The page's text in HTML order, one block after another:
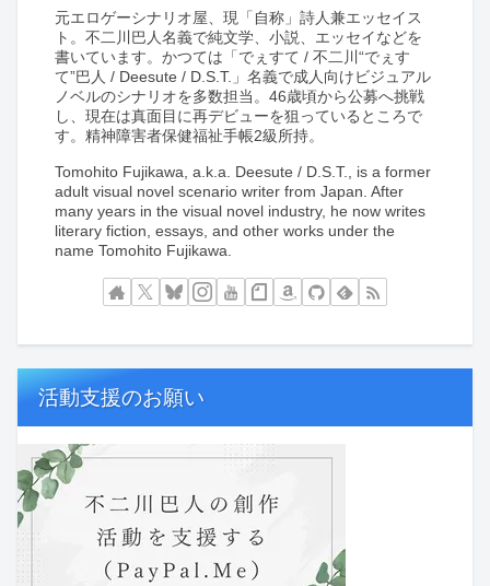
元エロゲーシナリオ屋、現「自称」詩人兼エッセイス
ト。不二川巴人名義で純文学、小説、エッセイなどを
書いています。かつては「でぇすて / 不二川“でぇす
て”巴人 / Deesute / D.S.T.」名義で成人向けビジュアル
ノベルのシナリオを多数担当。46歳頃から公募へ挑戦
し、現在は真面目に再デビューを狙っているところで
す。精神障害者保健福祉手帳2級所持。
Tomohito Fujikawa, a.k.a. Deesute / D.S.T., is a former
adult visual novel scenario writer from Japan. After
many years in the visual novel industry, he now writes
literary fiction, essays, and other works under the
name Tomohito Fujikawa.
活動支援のお願い